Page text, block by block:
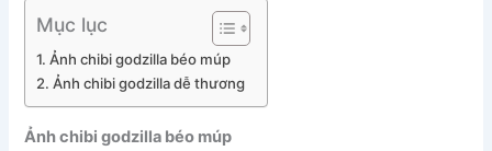
Mục lục
Ảnh chibi godzilla béo múp
Ảnh chibi godzilla dễ thương
Ảnh chibi godzilla béo múp